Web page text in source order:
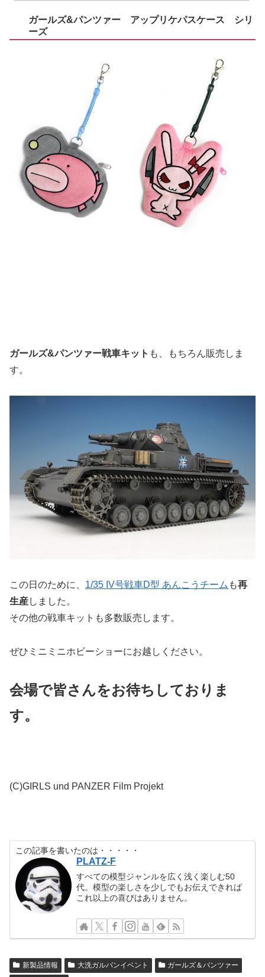
ガールズ&パンツァー アップリケパスケース シリ
ーズ
ガールズ&パンツァー戦車キット も、もちろん販売しま
す。
この日のために、 1/35 IV号戦車D型 あんこうチーム も再
生産しました。
その他の戦車キットも多数販売します。
ぜひミニミニホビーショーにお越しください。
会場で皆さんをお待ちしておりま
す。
(C)GIRLS und PANZER Film Projekt
この記事を書いたのは・・・・・
PLATZ-F
すべての模型ジャンルを広く浅く楽しむ50
代。模型の楽しさを少しでもお伝えできれば
これ以上の喜びはありません。
新製品情報 大洗ガルパンイベント
ガールズ＆パンツァー